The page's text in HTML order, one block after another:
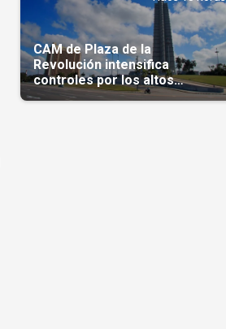
CAM de Plaza de la
Revolución intensifica
controles por los altos
precios en las Mipymes